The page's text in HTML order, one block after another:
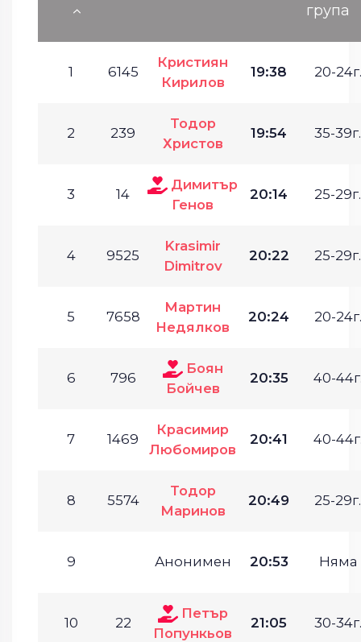
група
1 6145
Кристиян
Кирилов
19:38 20-24г.
2 239
Тодор
Христов
19:54 35-39г.
3 14
Димитър
Генов
20:14 25-29г.
4 9525
Krasimir
Dimitrov
20:22 25-29г.
5 7658
Мартин
Недялков
20:24 20-24г.
6 796
Боян
Бойчев
20:35 40-
7 1469
Красимир
Любомиров
20:41 40-
8 5574
Тодор
Маринов
20:49 25-29г.
9 Анонимен 20:53 Няма
10 22
Петър
Попункьов
21:05 30-34г.